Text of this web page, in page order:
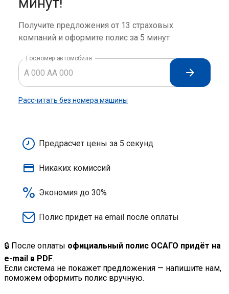
🔒 После оплаты официальный полис ОСАГО придёт на
e-mail в PDF.
Если система не покажет предложения — напишите нам,
поможем оформить полис вручную.